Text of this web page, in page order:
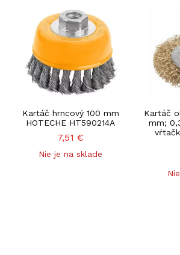
Kartáč hrncový 100 mm
HOTECHE HT590214A
7,51 €
Nie je na sklade
Kartáč
mm;